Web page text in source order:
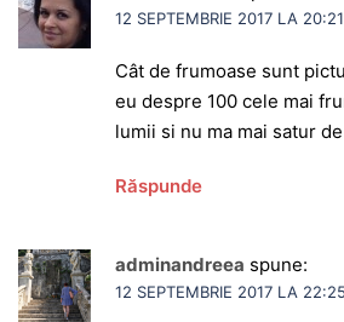
12 SEPTEMBRIE 2017 LA 20:21
Cât de frumoase sunt
eu despre 100 cele mai
lumii si nu ma mai satur
Răspunde
adminandreea spune:
12 SEPTEMBRIE 2017 LA 22:25